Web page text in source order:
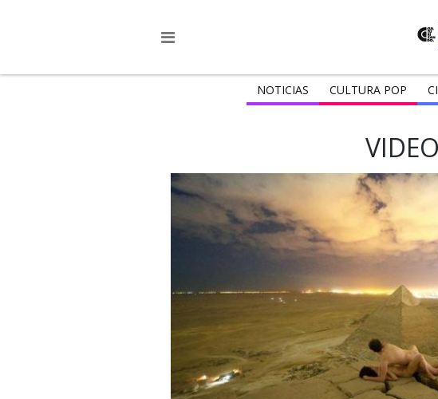
NOTICIAS CULTURA POP
VIDEO